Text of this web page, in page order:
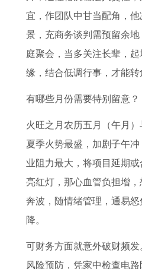
宜，作团队中甘当配角，
景，充商务谈判需预留余
庭聚会，当多关注长辈，
缘，结合低调行事，才能转
有哪些月份需要特别留意？
火旺之月农历五月（午月
夏季火势最盛，加剧子午
业阻力最大，将项目延期
亮红灯，那心血管负担增
奔波，随情绪管理，通易
降。
可财务方面就意外破财频
风险预防，凭家中检查电